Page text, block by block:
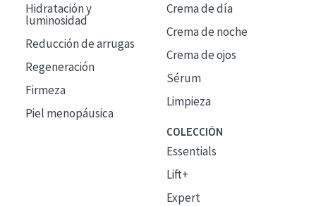
Hidratación y
luminosidad
Reducción de arrugas
Regeneración
Firmeza
Piel menopáusica
Crema de día
Crema de noche
Crema de ojos
Sérum
Limpieza
COLECCIÓN
Essentials
Lift+
Expert